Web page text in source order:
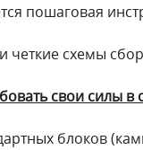
пошаговая
четкие схемы
свои силы
блоков